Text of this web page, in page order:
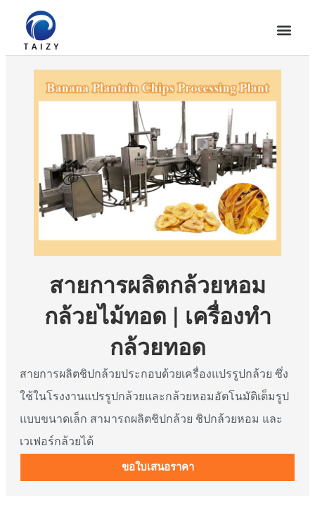
สายการผลิตกล้วยหอม
กล้วยไม้ทอด | เครื่องทำ
กล้วยทอด
สายการผลิตชิปกล้วยประกอบด้วยเครื่องแปรรูปกล้วย ซึ่ง
ใช้ในโรงงานแปรรูปกล้วยและกล้วยหอมอัตโนมัติเต็มรูป
แบบขนาดเล็ก สามารถผลิตชิปกล้วย ชิปกล้วยหอม และ
เวเฟอร์กล้วยได้
ขอใบเสนอราคา